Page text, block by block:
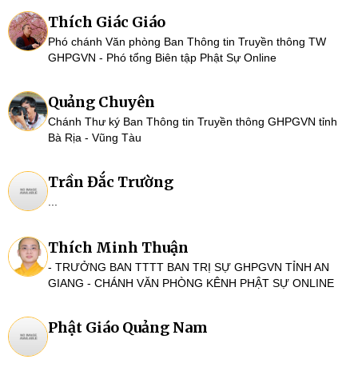
Thích Giác Giáo
Phó chánh Văn phòng Ban Thông tin Truyền thông TW
GHPGVN - Phó tổng Biên tập Phật Sự Online
Quảng Chuyên
Chánh Thư ký Ban Thông tin Truyền thông GHPGVN tỉnh
Bà Rịa - Vũng Tàu
Trần Đắc Trường
Thích Minh Thuận
- TRƯỞNG BAN TTTT BAN TRỊ SỰ GHPGVN TỈNH AN
GIANG - CHÁNH VĂN PHÒNG KÊNH PHẬT SỰ ONLINE
Phật Giáo Quảng Nam